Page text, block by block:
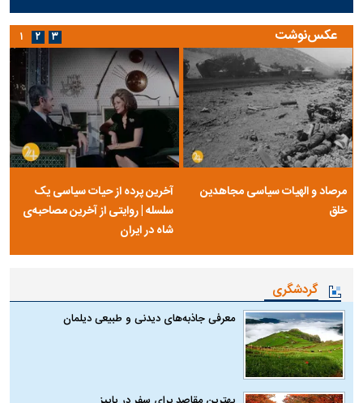
عکس‌نوشت
مرصاد و الهیات سیاسی مجاهدین
خلق
آخرین پرده از حیات سیاسی یک
سلسله | روایتی از آخرین مصاحبه‌ی
شاه در ایران
۱ ۲ ۳
گردشگری
معرفی جاذبه‌های دیدنی و طبیعی دیلمان